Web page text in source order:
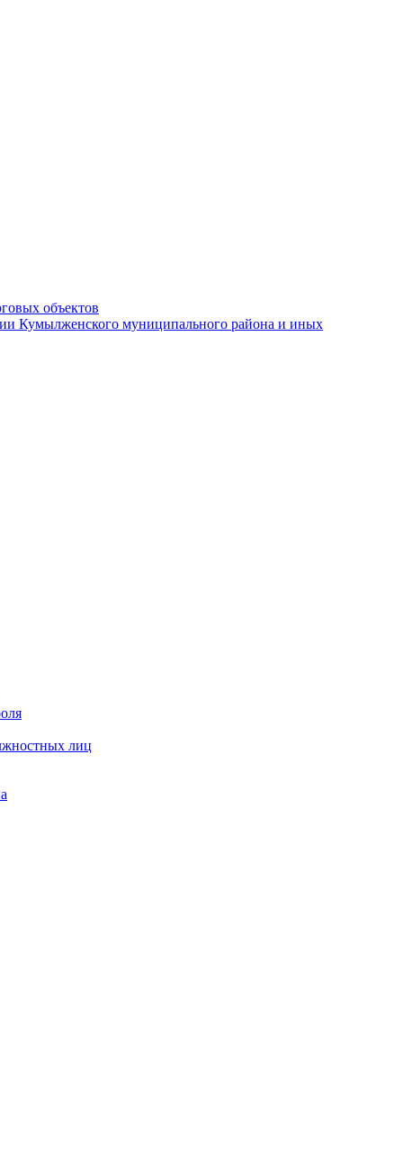
объектов
Кумылженского муниципального района и иных
лиц